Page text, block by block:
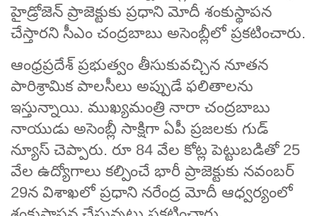
హైడ్రోజెన్ ప్రాజెక్టుకు ప్రధాని మోదీ శంకుస్థాపన
చేస్తారని సీఎం చంద్రబాబు అసెంబ్లీలో ప్రకటించారు.
ఆంధ్రప్రదేశ్‌ ప్రభుత్వం తీసుకువచ్చిన నూతన
పారిశ్రామిక పాలసీలు అప్పుడే ఫలితాలను
ఇస్తున్నాయి. ముఖ్యమంత్రి నారా చంద్రబాబు
నాయుడు అసెంబ్లీ సాక్షిగా ఏపీ ప్రజలకు గుడ్
న్యూస్ చెప్పారు. రూ 84 వేల కోట్ల పెట్టుబడితో 25
వేల ఉద్యోగాలు కల్పించే భారీ ప్రాజెక్టుకు నవంబర్‌
29న విశాఖలో ప్రధాని నరేంద్ర మోదీ ఆధ్వర్యంలో